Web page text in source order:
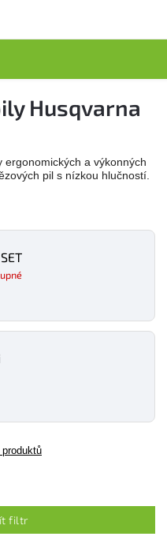
Husqvarna
a výkonných
pil s nízkou hlučností.​
filtr